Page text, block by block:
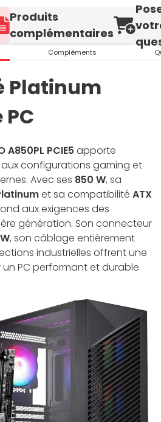
Produits
complémentaires
Compléments
Platinum
A850PL PCIE5 apporte
configurations gaming et
Avec ses 850 W, sa
et sa compatibilité ATX
aux exigences des
génération. Son connecteur
, son câblage entièrement
industrielles offrent une
PC performant et durable.